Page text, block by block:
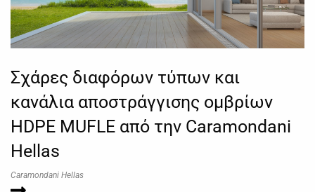
Σχάρες διαφόρων τύπων και
κανάλια αποστράγγισης ομβρίων
HDPE MUFLE από την Caramondani
Hellas
Caramondani Hellas